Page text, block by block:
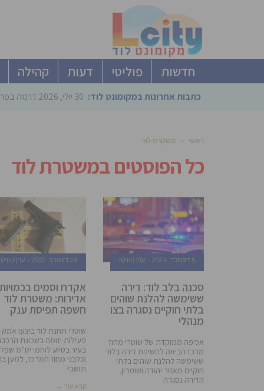
חדשות פוליטי דעות קהילה
כתבות אחרונות במקומונט לוד: 30 יולי, 2026 דרמה בפריימריז הליכוד: 4
ראשי » משטרת לוד
כל הפוסטים במשטרת לוד
5 דצמבר, 2024 ערן טוויטו
סכנה בלב לוד: דירה
ששימשה להלנת שוהים
בלתי חוקיים נסגרה בצו
מנהלי
אכיפה ממוקדת של שוטרי מחוז
מרכז הביאה לחשיפת דירה בלוד
ששימשה להלנת שוהים בלתי
חוקיים מאזור יהודה ושומרון.
הדירה נסגרה
28 דצמבר, 2022 ערן טוויטו
אקדח וסמים בכמויות
אדירות: משטרת לוד
חשפה תפיסת ענק
שוטרי תחנת לוד ביצעו אמש
פעילות יזומה בשכונת
בעיר בסיוע לוחמי יס”מ
וכלבני מחוז המרכז, למען
תושבי
קרא עוד ←